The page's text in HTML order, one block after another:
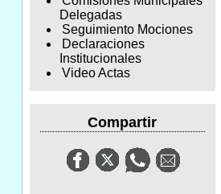
Delegadas
Seguimiento Mociones
Declaraciones
Institucionales
Video Actas
Compartir